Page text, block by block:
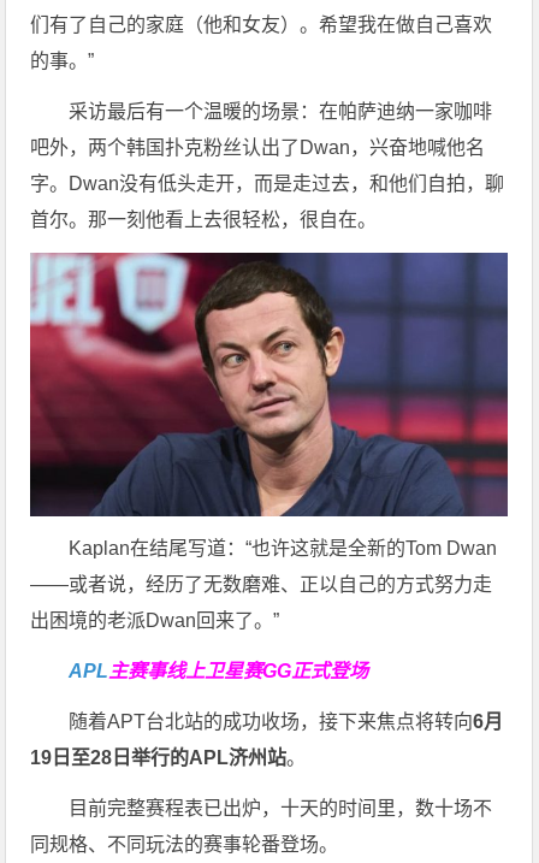
们有了自己的家庭（他和女友）。希望我在做自己喜欢
的事。”
采访最后有一个温暖的场景：在帕萨迪纳一家咖啡
吧外，两个韩国扑克粉丝认出了Dwan，兴奋地喊他名
字。Dwan没有低头走开，而是走过去，和他们自拍，聊
首尔。那一刻他看上去很轻松，很自在。
Kaplan在结尾写道：“也许这就是全新的Tom Dwan
——或者说，经历了无数磨难、正以自己的方式努力走
出困境的老派Dwan回来了。”
APL 主赛事线上卫星赛GG正式登场
随着APT台北站的成功收场，接下来焦点将转向6月
19 日至28 日举行的APL济州站。
目前完整赛程表已出炉，十天的时间里，数十场不
同规格、不同玩法的赛事轮番登场。